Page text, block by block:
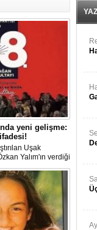
yeni gelişme:
ifadesi!
Uşak
Yalım'ın verdiği
davası dosyasına